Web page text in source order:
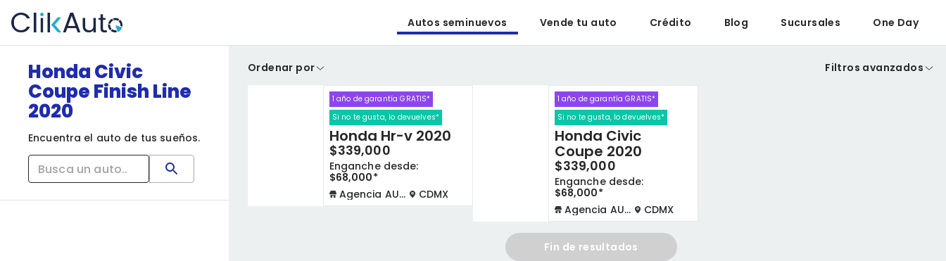
Autos seminuevos Vende tu auto Crédito Blog Sucursales One Day
Honda Civic
Coupe Finish Line
2020
Encuentra el auto de tus sueños.
Ordenar por Filtros avanzados
1 año de garantía GRATIS*
Si no te gusta, lo devuelves*
Honda Hr-v 2020
$339,000
Enganche desde:
$68,000*
Agencia AUTOCOM
CDMX
1 año de garantía GRATIS*
Si no te gusta, lo devuelves*
Honda Civic
Coupe 2020
$339,000
Enganche desde:
$68,000*
Agencia AUTOCOM
CDMX
Fin de resultados